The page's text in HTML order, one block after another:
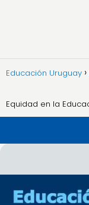
Educación Uruguay
Equidad en la